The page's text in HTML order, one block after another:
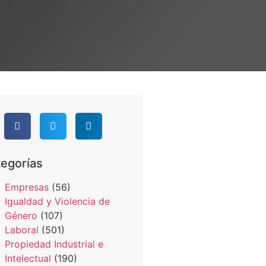
Empresas (56)
Igualdad y Violencia de
Género (107)
Laboral (501)
Propiedad Industrial e
Intelectual (190)